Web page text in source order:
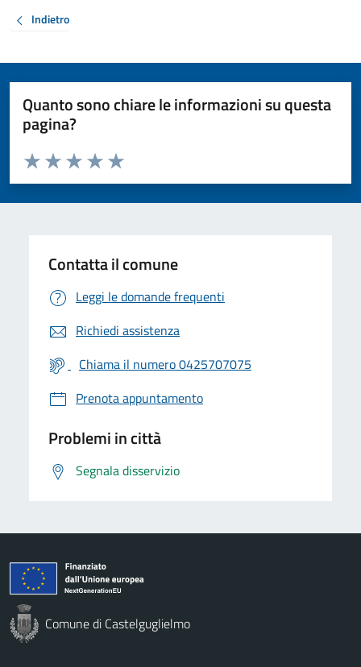
Indietro
Quanto sono chiare le informazioni su questa
pagina?
Valuta da 1 a 5 stelle la pagina
Valuta 5 stelle su 5
Valuta 4 stelle su 5
Valuta 3 stelle su 5
Valuta 2 stelle su 5
Valuta 1 stelle su 5
Contatta il comune
Leggi le domande frequenti
Richiedi assistenza
Chiama il numero 0425707075
Prenota appuntamento
Problemi in città
Segnala disservizio
Comune di Castelguglielmo